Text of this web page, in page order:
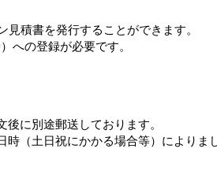
積書を発行することができます。
への登録が必要です。
に別途郵送しております。
（土日祝にかかる場合等）によりま